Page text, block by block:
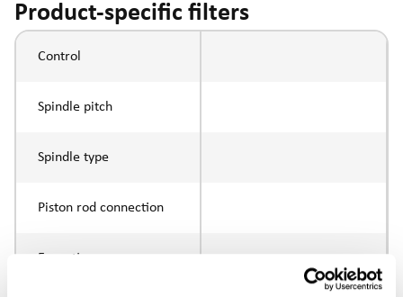
Product-specific filters
Control
Spindle pitch
Spindle type
Piston rod connection
Execution